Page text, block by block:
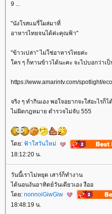
9 ...
"นังโรสแมรี่โผล่มาที่
อาหารไทยจนได้ค่ะคุณฟ้า"
"ข้าวเปล่า" ไม่ใช่อาหารไทยค่ะ
คร ๆ ก็ทานข้าวได้นะคะ จะไปบอกว่าเ
https://www.amarintv.com/spotlight/
จริง ๆ ทำกินเอง พอใจอยากจะใส่อะไรก็ได้
ไม่ผิดกฎหมาย ตำรวจไม่จับ 555
ดย: ฟ้าใสวันใหม่
18:12:20 น.
วันนี้เราไม่หยุด เสาร์ก็ทำงาน
ได้นอนงันอาทิตย์วันเดียวเอง งืออ
ดย: nonnoiGiwGiw
18:48:19 น.